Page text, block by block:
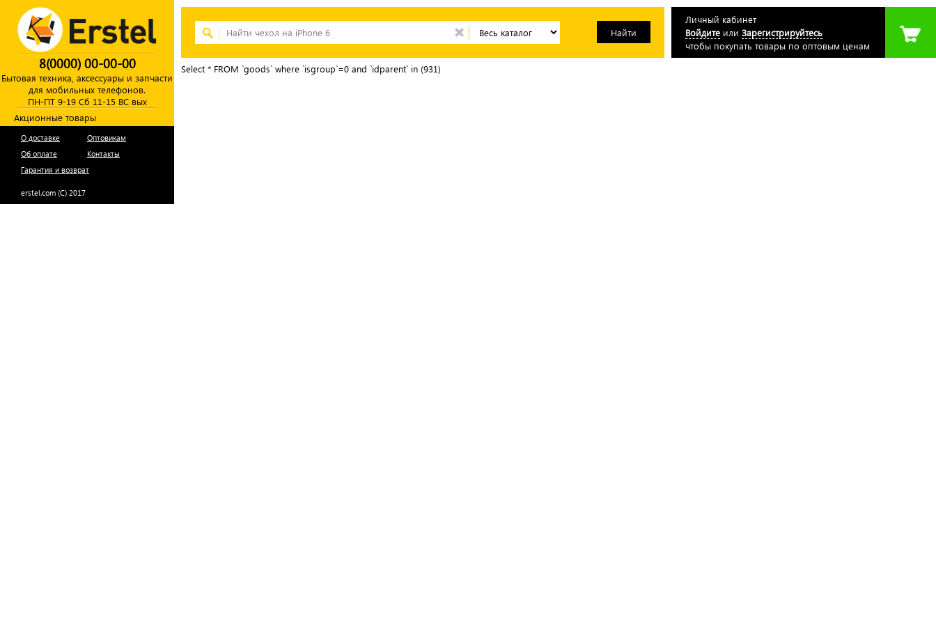
8(0000) 00-00-00
Бытовая техника, аксессуары и запчасти
для мобильных телефонов.
ПН-ПТ 9-19 Сб 11-15 ВС вых
Акционные товары
О доставке
Оптовикам
Об оплате
Контакты
Гарантия и возврат
erstel.com (C) 2017
Личный кабинет
Войдите или Зарегистрируйтесь
чтобы покупать товары по оптовым ценам
Select * FROM `goods` where `isgroup`=0 and `idparent` in (931)